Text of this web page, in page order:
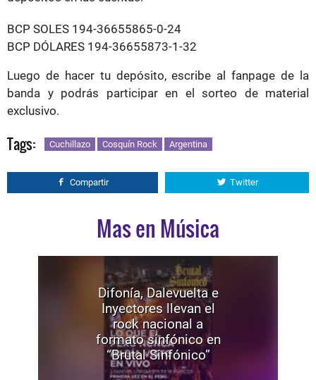
BCP SOLES 194-36655865-0-24
BCP DÓLARES 194-36655873-1-32
Luego de hacer tu depósito, escribe al fanpage de la
banda y podrás participar en el sorteo de material
exclusivo.
Tags: Cuchillazo Cosquín Rock Argentina
Compartir Twitter
Mas en Música
Difonía, Dalevuelta e
Inyectores llevan el
rock nacional a
formato sinfónico en
“Brutal Sinfónico”